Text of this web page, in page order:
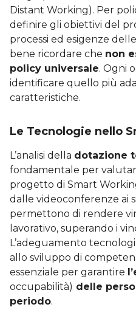
Distant Working). Per
definire gli obiettivi del
processi ed esigenze
bene ricordare che non
policy universale. Ogni
identificare quello più
caratteristiche.
Le Tecnologie nello
L’analisi della dotazione
fondamentale per
progetto di Smart
dalle videoconferenze ai
permettono di rendere
lavorativo, superando i
L’adeguamento
allo sviluppo di
essenziale per garantire
occupabilità) delle
periodo.